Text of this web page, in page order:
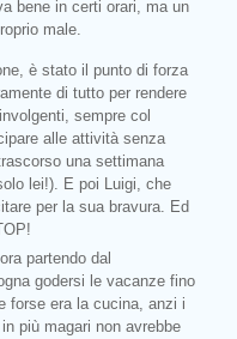
bene in certi orari, ma un
male.
è stato il punto di forza
di tutto per rendere
sempre col
alle attività senza
una settimana
lei!). E poi Luigi, che
per la sua bravura. Ed
partendo dal
godersi le vacanze fino
forse era la cucina, anzi i
più magari non avrebbe